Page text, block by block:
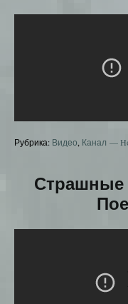
Рубрика: Видео Канал —
Страшные